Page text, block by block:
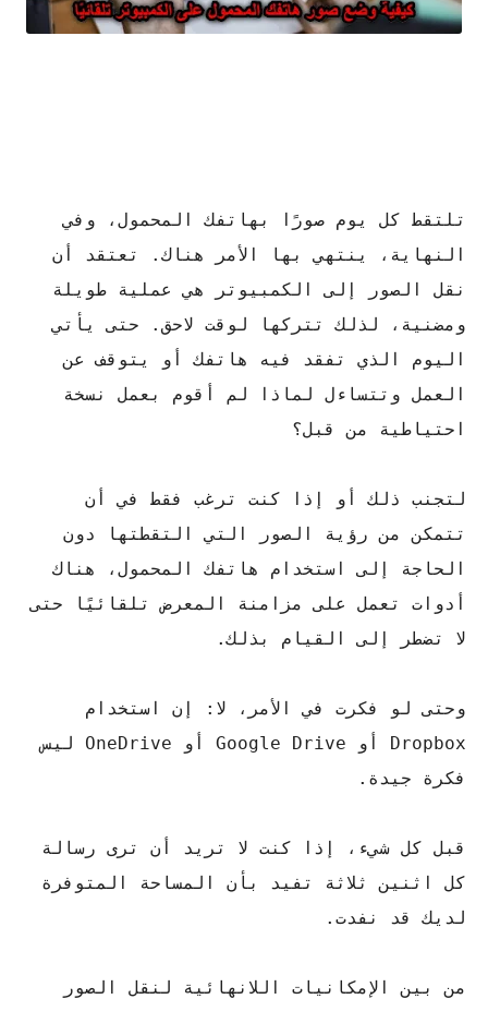
تلتقط كل يوم صورًا بهاتفك المحمول، وفي
النهاية، ينتهي بها الأمر هناك. تعتقد أن
نقل الصور إلى الكمبيوتر هي عملية طويلة
ومضنية، لذلك تتركها لوقت لاحق. حتى يأتي
اليوم الذي تفقد فيه هاتفك أو يتوقف عن
العمل وتتساءل لماذا لم أقوم بعمل نسخة
احتياطية من قبل؟
لتجنب ذلك أو إذا كنت ترغب فقط في أن
تتمكن من رؤية الصور التي التقطتها دون
الحاجة إلى استخدام هاتفك المحمول، هناك
أدوات تعمل على مزامنة المعرض تلقائيًا حتى
لا تضطر إلى القيام بذلك.
وحتى لو فكرت في الأمر، لا: إن استخدام
Dropbox أو Google Drive أو OneDrive ليس
فكرة جيدة.
قبل كل شيء، إذا كنت لا تريد أن ترى رسالة
كل اثنين ثلاثة تفيد بأن المساحة المتوفرة
لديك قد نفدت.
من بين الإمكانيات اللانهائية لنقل الصور